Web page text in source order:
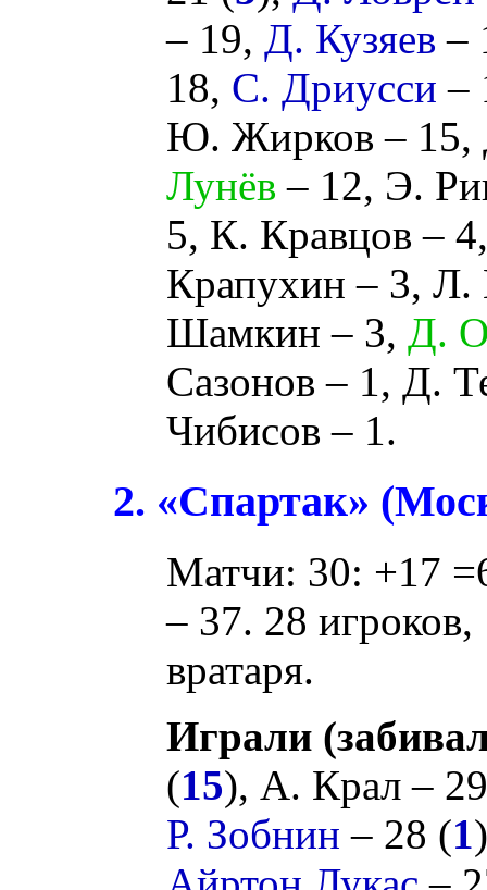
– 19, Д. Кузяев –
18, С. Дриусси –
Ю. Жирков – 15,
Лунёв – 12, Э.
5, К. Кравцов –
Крапухин – 3, Л.
Шамкин – 3, Д.
Сазонов – 1, Д.
Чибисов – 1.
2. «Спартак»
Матчи: 30: +17
– 37. 28
вратаря.
Играли
(15), А. Крал–
Р. Зобнин – 28 (1